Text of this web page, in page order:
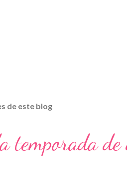
de este blog
temporada